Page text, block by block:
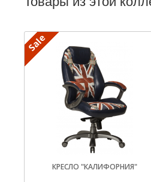
КРЕСЛО "КАЛИФОРНИЯ"